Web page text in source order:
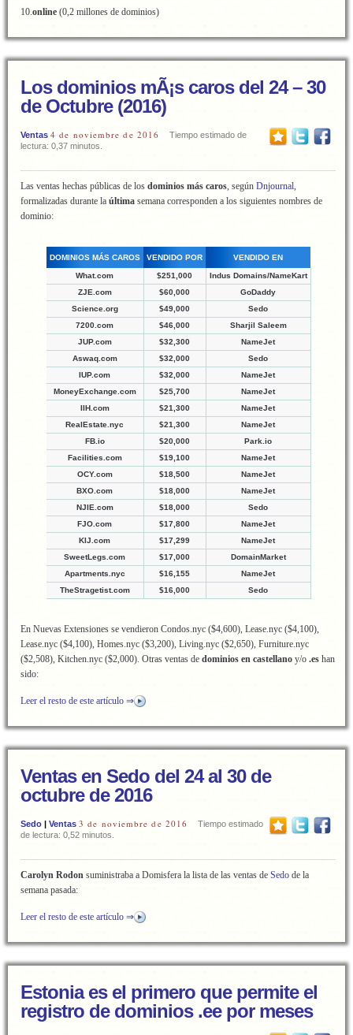
10.online (0,2 millones de dominios)
Los dominios mÃ¡s caros del 24 – 30
de Octubre (2016)
Ventas 4 de noviembre de 2016
Tiempo estimado de
lectura: 0,37 minutos.
Las ventas hechas públicas de los dominios más caros, según Dnjournal,
formalizadas durante la última semana corresponden a los siguientes nombres de
dominio:
DOMINIOS MÁS CAROS VENDIDO POR VENDIDO EN
What.com $251,000
Indus Domains/NameKart
ZJE.com
$60,000
GoDaddy
Science.org
$49,000
Sedo
7200.com
$46,000
Sharjil Saleem
JUP.com
$32,300
NameJet
Aswaq.com
$32,000
Sedo
IUP.com
$32,000
NameJet
MoneyExchange.com
$25,700
NameJet
IIH.com
$21,300
NameJet
RealEstate.nyc
$21,300
NameJet
FB.io
$20,000
Park.io
Facilities.com
$19,100
NameJet
OCY.com
$18,500
NameJet
BXO.com
$18,000
NameJet
NJIE.com
$18,000
Sedo
FJO.com
$17,800
NameJet
KIJ.com
$17,299
NameJet
SweetLegs.com
$17,000
DomainMarket
Apartments.nyc
$16,155
NameJet
TheStragetist.com
$16,000 Sedo
En Nuevas Extensiones se vendieron Condos.nyc ($4,600), Lease.nyc ($4,100),
Lease.nyc ($4,100), Homes.nyc ($3,200), Living.nyc ($2,650), Furniture.nyc
($2,508), Kitchen.nyc ($2,000). Otras ventas de dominios en castellano y/o .es han
sido:
Leer el resto de este artículo ⇒
Ventas en Sedo del 24 al 30 de
octubre de 2016
Sedo | Ventas 3 de noviembre de 2016
Tiempo estimado
de lectura: 0,52 minutos.
Carolyn Rodon suministraba a Domisfera la lista de las ventas de Sedo de la
semana pasada:
Leer el resto de este artículo ⇒
Estonia es el primero que permite el
registro de dominios .ee por meses